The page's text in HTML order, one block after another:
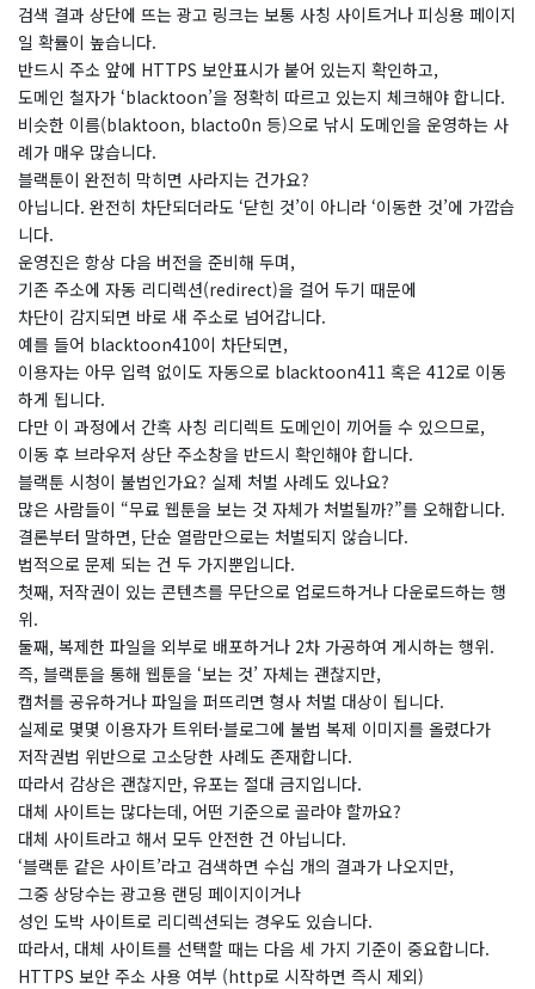
검색 결과 상단에 뜨는 광고 링크는 보통 사칭 사이트거나 피싱용 페이지
일 확률이 높습니다.
반드시 주소 앞에 HTTPS 보안표시가 붙어 있는지 확인하고,
도메인 철자가 ‘blacktoon’을 정확히 따르고 있는지 체크해야 합니다.
비슷한 이름(blaktoon, blacto0n 등)으로 낚시 도메인을 운영하는 사
례가 매우 많습니다.
블랙툰이 완전히 막히면 사라지는 건가요?
​아닙니다. 완전히 차단되더라도 ‘닫힌 것’이 아니라 ‘이동한 것’에 가깝습
니다.
운영진은 항상 다음 버전을 준비해 두며,
기존 주소에 자동 리디렉션(redirect)을 걸어 두기 때문에
차단이 감지되면 바로 새 주소로 넘어갑니다.
예를 들어 blacktoon410이 차단되면,
이용자는 아무 입력 없이도 자동으로 blacktoon411 혹은 412로 이동
하게 됩니다.
다만 이 과정에서 간혹 사칭 리디렉트 도메인이 끼어들 수 있으므로,
이동 후 브라우저 상단 주소창을 반드시 확인해야 합니다.
블랙툰 시청이 불법인가요? 실제 처벌 사례도 있나요?
​많은 사람들이 “무료 웹툰을 보는 것 자체가 처벌될까?”를 오해합니다.
결론부터 말하면, 단순 열람만으로는 처벌되지 않습니다.
법적으로 문제 되는 건 두 가지뿐입니다.
첫째, 저작권이 있는 콘텐츠를 무단으로 업로드하거나 다운로드하는 행
위.
둘째, 복제한 파일을 외부로 배포하거나 2차 가공하여 게시하는 행위.
즉, 블랙툰을 통해 웹툰을 ‘보는 것’ 자체는 괜찮지만,
캡처를 공유하거나 파일을 퍼뜨리면 형사 처벌 대상이 됩니다.
실제로 몇몇 이용자가 트위터·블로그에 불법 복제 이미지를 올렸다가
저작권법 위반으로 고소당한 사례도 존재합니다.
따라서 감상은 괜찮지만, 유포는 절대 금지입니다.
대체 사이트는 많다는데, 어떤 기준으로 골라야 할까요?
​대체 사이트라고 해서 모두 안전한 건 아닙니다.
‘블랙툰 같은 사이트’라고 검색하면 수십 개의 결과가 나오지만,
그중 상당수는 광고용 랜딩 페이지이거나
성인 도박 사이트로 리디렉션되는 경우도 있습니다.
따라서, 대체 사이트를 선택할 때는 다음 세 가지 기준이 중요합니다.
HTTPS 보안 주소 사용 여부 (http로 시작하면 즉시 제외)